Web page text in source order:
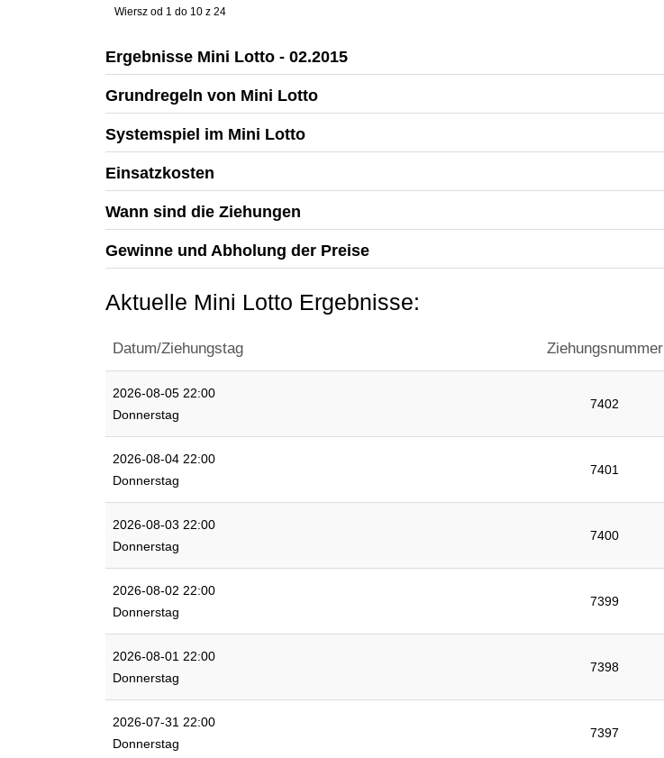
Wiersz od 1 do 10 z 24
Ergebnisse Mini Lotto - 02.2015
Grundregeln von Mini Lotto
Systemspiel im Mini Lotto
Einsatzkosten
Wann sind die Ziehungen
Gewinne und Abholung der Preise
Aktuelle Mini Lotto Ergebnisse:
Datum/Ziehungstag Ziehungsnummer
2026-08-05 22:00
Donnerstag
7402
2026-08-04 22:00
Donnerstag
7401
2026-08-03 22:00
Donnerstag
7400
2026-08-02 22:00
Donnerstag
7399
2026-08-01 22:00
Donnerstag
7398
2026-07-31 22:00
Donnerstag
7397